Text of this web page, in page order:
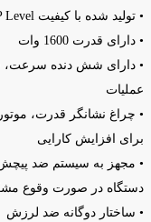
• تولید شده با کیفیت HPP Level (مناسب برای کارهای سنگین)
• دارای قدرت 1600 وات
• دارای شش دنده سرعت،
عملیات
• چراغ نشانگر قدرت،
برای افزایش کارایی
دستگاه در صورت وقوع
• ساختار دوگانه ضد لرزش